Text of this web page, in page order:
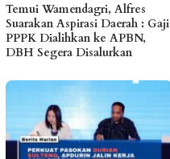
Temui Wamendagri, Alfres
Suarakan Aspirasi Daerah : Gaji
PPPK Dialihkan ke APBN,
DBH Segera Disalurkan